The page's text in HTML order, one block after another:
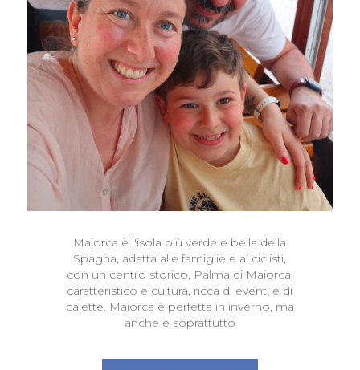
Maiorca è l'isola più verde e bella della
Spagna, adatta alle famiglie e ai ciclisti,
con un centro storico, Palma di Maiorca,
caratteristico e cultura, ricca di eventi e di
calette. Maiorca è perfetta in inverno, ma
anche e soprattutto